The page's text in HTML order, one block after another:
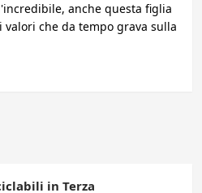
anche questa figlia
che da tempo grava sulla
in Terza